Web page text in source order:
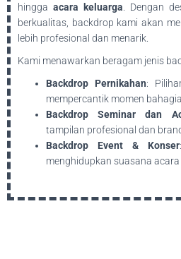
hingga acara keluarga . Dengan
berkualitas, backdrop kami akan
lebih profesional dan menarik.
Kami menawarkan beragam jenis
Backdrop Pernikahan:
mempercantik momen
Backdrop Seminar dan
tampilan profesional dan
Backdrop Event & Konser
menghidupkan suasana acara